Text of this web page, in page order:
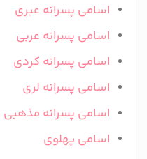
اسامی پسرانه عبری
اسامی پسرانه عربی
اسامی پسرانه کردی
اسامی پسرانه لری
اسامی پسرانه مذهبی
اسامی پهلوی